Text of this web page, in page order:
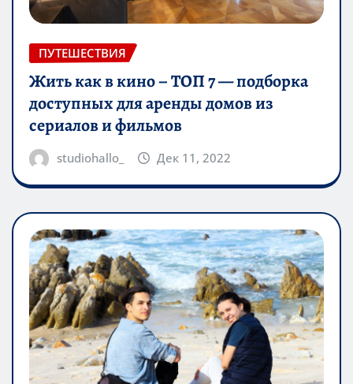
ПУТЕШЕСТВИЯ
Жить как в кино – ТОП 7 — подборка
доступных для аренды домов из
сериалов и фильмов
studiohallo_ Дек 11, 2022